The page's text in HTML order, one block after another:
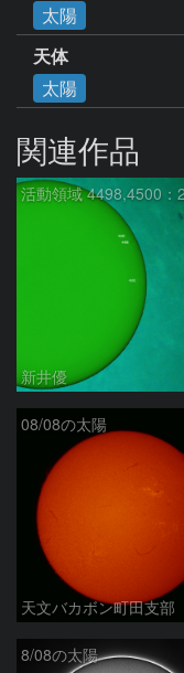
太陽
天体
太陽
関連作品
新井優
08/08の太陽
天文バカボン町田支部
8/08の太陽